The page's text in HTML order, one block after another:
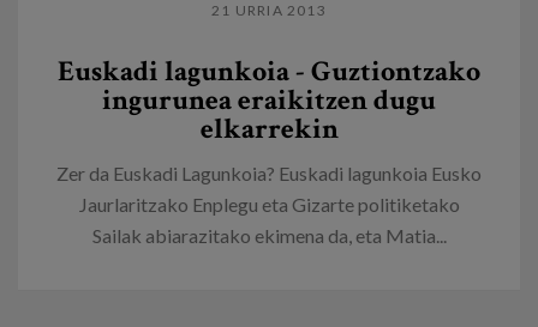
21 URRIA 2013
Euskadi lagunkoia - Guztiontzako
ingurunea eraikitzen dugu
elkarrekin
Zer da Euskadi Lagunkoia? Euskadi lagunkoia Eusko
Jaurlaritzako Enplegu eta Gizarte politiketako
Sailak abiarazitako ekimena da, eta Matia...